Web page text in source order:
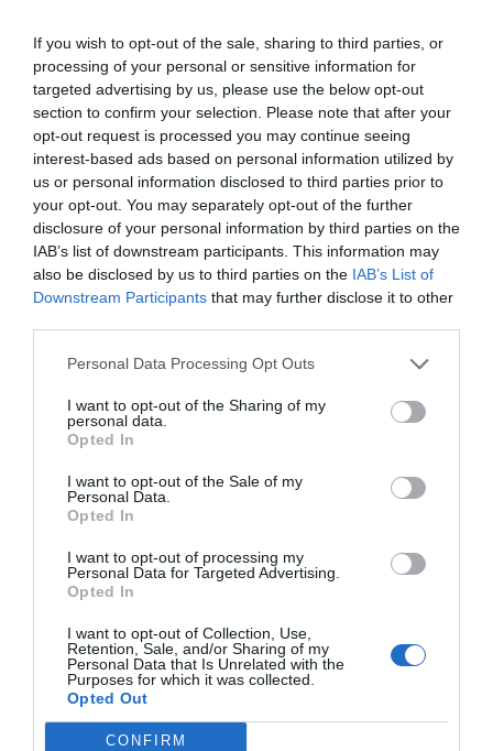
If you wish to opt-out of the sale, sharing to third parties, or
processing of your personal or sensitive information for
targeted advertising by us, please use the below opt-out
section to confirm your selection. Please note that after your
opt-out request is processed you may continue seeing
interest-based ads based on personal information utilized by
us or personal information disclosed to third parties prior to
your opt-out. You may separately opt-out of the further
disclosure of your personal information by third parties on the
IAB’s list of downstream participants. This information may
also be disclosed by us to third parties on the IAB’s List of
Downstream Participants that may further disclose it to other
Personal Data Processing Opt Outs
I want to opt-out of the Sharing of my
personal data.
Opted In
I want to opt-out of the Sale of my
Personal Data.
Opted In
I want to opt-out of processing my
Personal Data for Targeted Advertising.
Opted In
I want to opt-out of Collection, Use,
Retention, Sale, and/or Sharing of my
Personal Data that Is Unrelated with the
Purposes for which it was collected.
Opted Out
CONFIRM